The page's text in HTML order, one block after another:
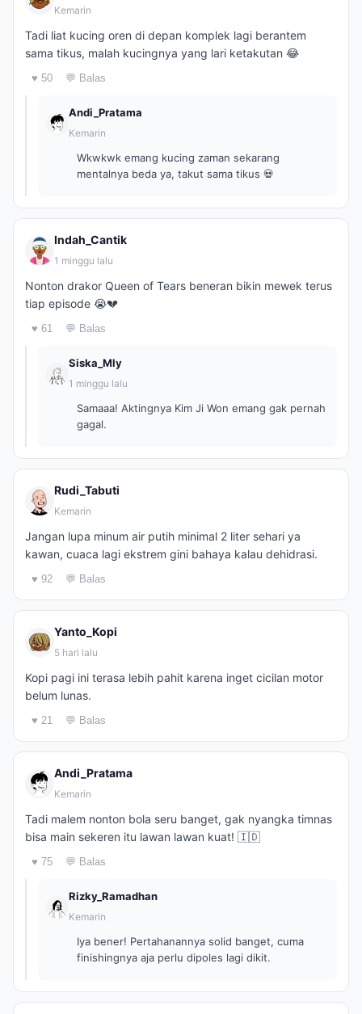
Kemarin
Tadi liat kucing oren di depan komplek lagi berantem
sama tikus, malah kucingnya yang lari ketakutan 😂
♥ 50 💬 Balas
Andi_Pratama
Kemarin
Wkwkwk emang kucing zaman sekarang
mentalnya beda ya, takut sama tikus 💀
Indah_Cantik
1 minggu lalu
Nonton drakor Queen of Tears beneran bikin mewek terus
tiap episode 😭💔
♥ 61 💬 Balas
Siska_Mly
1 minggu lalu
Samaaa! Aktingnya Kim Ji Won emang gak pernah
gagal.
Rudi_Tabuti
Kemarin
Jangan lupa minum air putih minimal 2 liter sehari ya
kawan, cuaca lagi ekstrem gini bahaya kalau dehidrasi.
♥ 92 💬 Balas
Yanto_Kopi
5 hari lalu
Kopi pagi ini terasa lebih pahit karena inget cicilan motor
belum lunas.
♥ 21 💬 Balas
Andi_Pratama
Kemarin
Tadi malem nonton bola seru banget, gak nyangka timnas
bisa main sekeren itu lawan lawan kuat! 🇮🇩
♥ 75 💬 Balas
Rizky_Ramadhan
Kemarin
Iya bener! Pertahanannya solid banget, cuma
finishingnya aja perlu dipoles lagi dikit.